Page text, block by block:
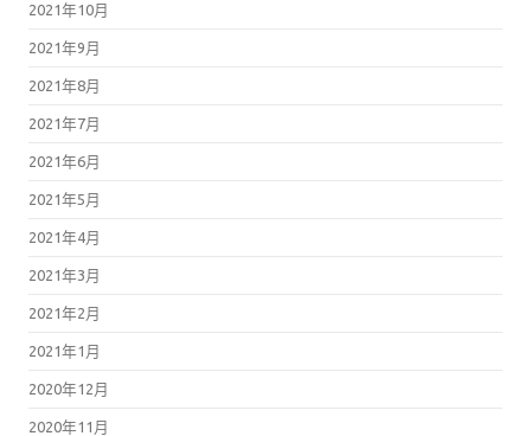
2021年10月
2021年9月
2021年8月
2021年7月
2021年6月
2021年5月
2021年4月
2021年3月
2021年2月
2021年1月
2020年12月
2020年11月